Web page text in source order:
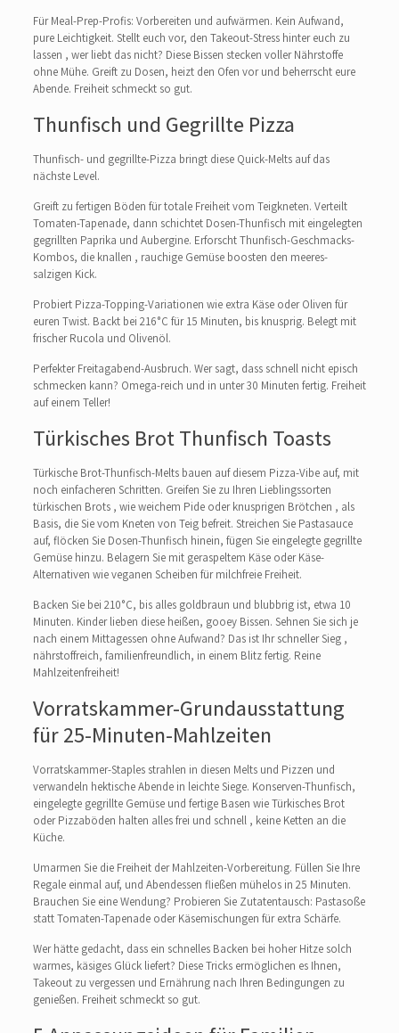
Für Meal-Prep-Profis: Vorbereiten und aufwärmen. Kein Aufwand,
pure Leichtigkeit. Stellt euch vor, den Takeout-Stress hinter euch zu
lassen , wer liebt das nicht? Diese Bissen stecken voller Nährstoffe
ohne Mühe. Greift zu Dosen, heizt den Ofen vor und beherrscht eure
Abende. Freiheit schmeckt so gut.
Thunfisch und Gegrillte Pizza
Thunfisch- und gegrillte-Pizza bringt diese Quick-Melts auf das
nächste Level.
Greift zu fertigen Böden für totale Freiheit vom Teigkneten. Verteilt
Tomaten-Tapenade, dann schichtet Dosen-Thunfisch mit eingelegten
gegrillten Paprika und Aubergine. Erforscht Thunfisch-Geschmacks-
Kombos, die knallen , rauchige Gemüse boosten den meeres-
salzigen Kick.
Probiert Pizza-Topping-Variationen wie extra Käse oder Oliven für
euren Twist. Backt bei 216°C für 15 Minuten, bis knusprig. Belegt mit
frischer Rucola und Olivenöl.
Perfekter Freitagabend-Ausbruch. Wer sagt, dass schnell nicht episch
schmecken kann? Omega-reich und in unter 30 Minuten fertig. Freiheit
auf einem Teller!
Türkisches Brot Thunfisch Toasts
Türkische Brot-Thunfisch-Melts bauen auf diesem Pizza-Vibe auf, mit
noch einfacheren Schritten. Greifen Sie zu Ihren Lieblingssorten
türkischen Brots , wie weichem Pide oder knusprigen Brötchen , als
Basis, die Sie vom Kneten von Teig befreit. Streichen Sie Pastasauce
auf, flöcken Sie Dosen-Thunfisch hinein, fügen Sie eingelegte gegrillte
Gemüse hinzu. Belagern Sie mit geraspeltem Käse oder Käse-
Alternativen wie veganen Scheiben für milchfreie Freiheit.
Backen Sie bei 210°C, bis alles goldbraun und blubbrig ist, etwa 10
Minuten. Kinder lieben diese heißen, gooey Bissen. Sehnen Sie sich je
nach einem Mittagessen ohne Aufwand? Das ist Ihr schneller Sieg ,
nährstoffreich, familienfreundlich, in einem Blitz fertig. Reine
Mahlzeitenfreiheit!
Vorratskammer-Grundausstattung
für 25-Minuten-Mahlzeiten
Vorratskammer-Staples strahlen in diesen Melts und Pizzen und
verwandeln hektische Abende in leichte Siege. Konserven-Thunfisch,
eingelegte gegrillte Gemüse und fertige Basen wie Türkisches Brot
oder Pizzaböden halten alles frei und schnell , keine Ketten an die
Küche.
Umarmen Sie die Freiheit der Mahlzeiten-Vorbereitung. Füllen Sie Ihre
Regale einmal auf, und Abendessen fließen mühelos in 25 Minuten.
Brauchen Sie eine Wendung? Probieren Sie Zutatentausch: Pastasoße
statt Tomaten-Tapenade oder Käsemischungen für extra Schärfe.
Wer hätte gedacht, dass ein schnelles Backen bei hoher Hitze solch
warmes, käsiges Glück liefert? Diese Tricks ermöglichen es Ihnen,
Takeout zu vergessen und Ernährung nach Ihren Bedingungen zu
genießen. Freiheit schmeckt so gut.